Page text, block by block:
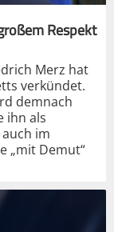
Respekt
Merz hat
verkündet.
demnach
ihn als
im
„mit Demut“